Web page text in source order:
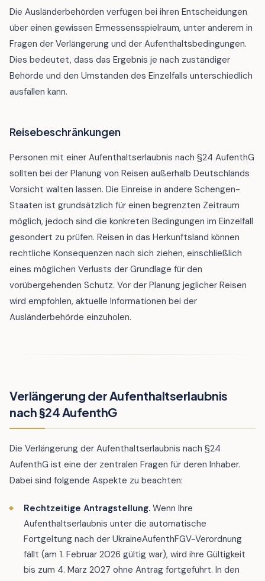
Die Ausländerbehörden verfügen bei ihren Entscheidungen
über einen gewissen Ermessensspielraum, unter anderem in
Fragen der Verlängerung und der Aufenthaltsbedingungen.
Dies bedeutet, dass das Ergebnis je nach zuständiger
Behörde und den Umständen des Einzelfalls unterschiedlich
ausfallen kann.
Reisebeschränkungen
Personen mit einer Aufenthaltserlaubnis nach §24 AufenthG
sollten bei der Planung von Reisen außerhalb Deutschlands
Vorsicht walten lassen. Die Einreise in andere Schengen-
Staaten ist grundsätzlich für einen begrenzten Zeitraum
möglich, jedoch sind die konkreten Bedingungen im Einzelfall
gesondert zu prüfen. Reisen in das Herkunftsland können
rechtliche Konsequenzen nach sich ziehen, einschließlich
eines möglichen Verlusts der Grundlage für den
vorübergehenden Schutz. Vor der Planung jeglicher Reisen
wird empfohlen, aktuelle Informationen bei der
Ausländerbehörde einzuholen.
Verlängerung der Aufenthaltserlaubnis
nach §24 AufenthG
Die Verlängerung der Aufenthaltserlaubnis nach §24
AufenthG ist eine der zentralen Fragen für deren Inhaber.
Dabei sind folgende Aspekte zu beachten:
Rechtzeitige Antragstellung. Wenn Ihre
Aufenthaltserlaubnis unter die automatische
Fortgeltung nach der UkraineAufenthFGV-Verordnung
fällt (am 1. Februar 2026 gültig war), wird ihre Gültigkeit
bis zum 4. März 2027 ohne Antrag fortgeführt. In den